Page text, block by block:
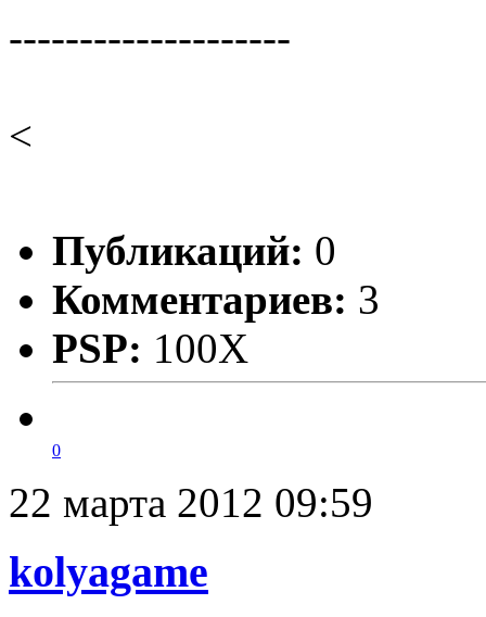
--------------------
<
Публикаций: 0
Комментариев: 3
PSP: 100X
0
22 марта 2012 09:59
kolyagame